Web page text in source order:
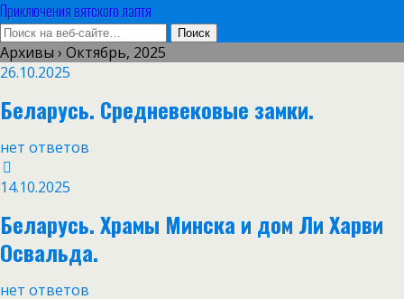
Приключения вятского лаптя
Архивы › Октябрь, 2025
26.10.2025
Беларусь. Средневековые замки.
нет ответов
14.10.2025
Беларусь. Храмы Минска и дом Ли Харви
Освальда.
нет ответов